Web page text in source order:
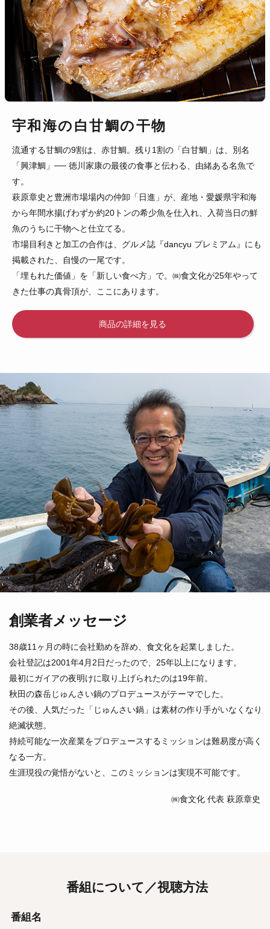
宇和海の白甘鯛の干物
流通する甘鯛の9割は、赤甘鯛。残り1割の「白甘鯛」は、別名
「興津鯛」── 徳川家康の最後の食事と伝わる、由緒ある名魚で
す。
萩原章史と豊洲市場場内の仲卸「日進」が、産地・愛媛県宇和海
から年間水揚げわずか約20トンの希少魚を仕入れ、入荷当日の鮮
魚のうちに干物へと仕立てる。
市場目利きと加工の合作は、グルメ誌『dancyu プレミアム』にも
掲載された、自慢の一尾です。
「埋もれた価値」を「新しい食べ方」で。㈱食文化が25年やって
きた仕事の真骨頂が、ここにあります。
商品の詳細を見る
創業者メッセージ
38歳11ヶ月の時に会社勤めを辞め、食文化を起業しました。
会社登記は2001年4月2日だったので、25年以上になります。
最初にガイアの夜明けに取り上げられたのは19年前。
秋田の森岳じゅんさい鍋のプロデュースがテーマでした。
その後、人気だった「じゅんさい鍋」は素材の作り手がいなくなり
絶滅状態。
持続可能な一次産業をプロデュースするミッションは難易度が高く
なる一方。
生涯現役の覚悟がないと、このミッションは実現不可能です。
㈱食文化 代表 萩原章史
番組について／視聴方法
番組名